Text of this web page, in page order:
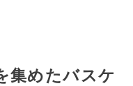
集めたバスケ